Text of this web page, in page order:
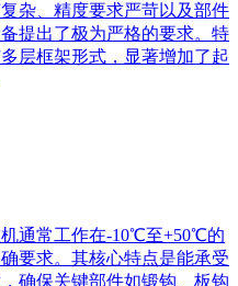
杂、精度要求严苛以及部件
提出了极为严格的要求。特
层框架形式，显著增加了起
通常工作在-10℃至+50℃的
要求。其核心特点是能承受
确保关键部件如锻钩、板钩